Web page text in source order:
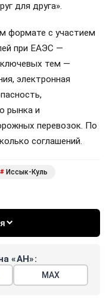
для друга».
формате с участием
при ЕАЭС —
тем —
электронная
рынка и
перевозок. По
соглашений.
# Иссык-Куль
«АН»:
МАХ